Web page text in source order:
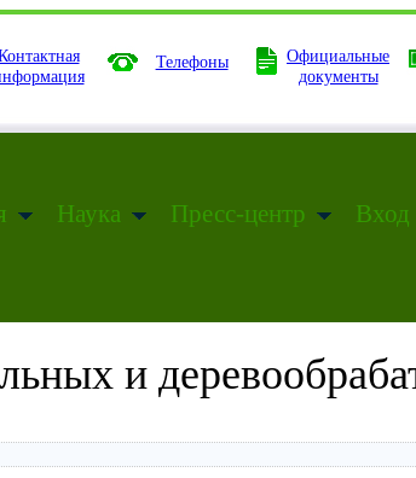
Телефоны
Официальные
документы
Наука Пресс-центр Вход
и